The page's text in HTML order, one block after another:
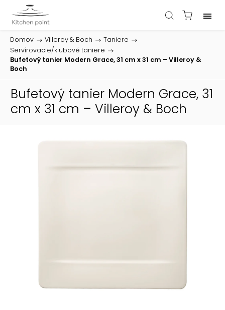
Domov / Villeroy & Boch / Taniere /
Servírovacie/klubové taniere /
Bufetový tanier Modern Grace, 31 cm x 31 cm – Villeroy &
Boch
Bufetový tanier Modern Grace, 31
cm x 31 cm – Villeroy & Boch